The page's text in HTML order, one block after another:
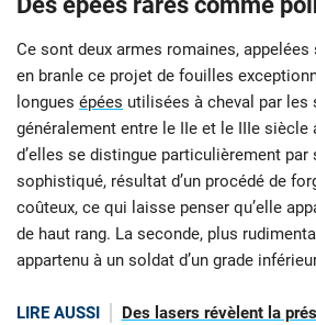
Ce sont deux armes romaines,
en branle ce projet de fouilles
longues épées utilisées à cheval par les
généralement entre le IIe et le IIIe siècle
d’elles se distingue particulièrement
sophistiqué, résultat d’un procédé de
coûteux, ce qui laisse penser qu’elle
de haut rang. La seconde, plus
appartenu à un soldat d’un grade
LIRE AUSSI
Des lasers révèlent la